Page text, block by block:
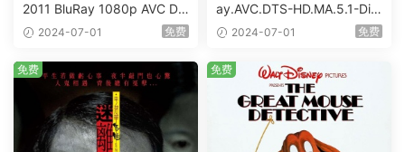
2011 BluRay 1080p AVC DT
S-HD MA5.1-shhaclm@CHD
2024-07-01 免费
ay.AVC.DTS-HD.MA.5.1-DiY
@HDHome [BDISO 19.7GB]
2024-07-01 免费
免费 免费